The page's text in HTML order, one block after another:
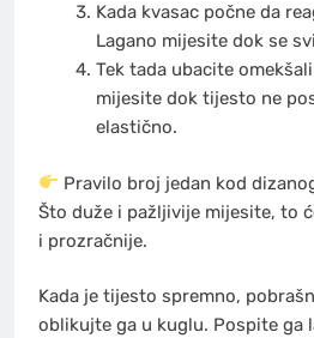
Kada kvasac počne da
Lagano mijesite dok se
Tek tada ubacite
mijesite dok tijesto ne
elastično.
Pravilo broj jedan kod
Što duže i pažljivije mijesite, to
i prozračnije.
Kada je tijesto spremno,
oblikujte ga u kuglu. Pospite ga